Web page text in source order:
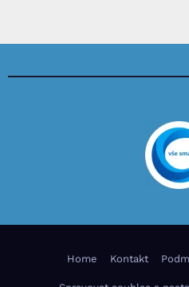
Home Kontakt